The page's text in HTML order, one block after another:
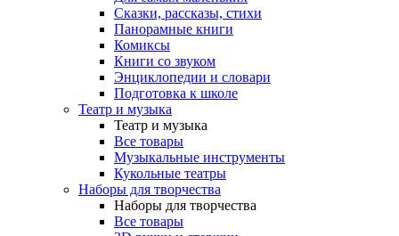
Сказки, рассказы, стихи
Панорамные книги
Комиксы
Книги со звуком
Энциклопедии и словари
Подготовка к школе
Театр и музыка
Театр и музыка
Все товары
Музыкальные инструменты
Кукольные театры
Наборы для творчества
Наборы для творчества
Все товары